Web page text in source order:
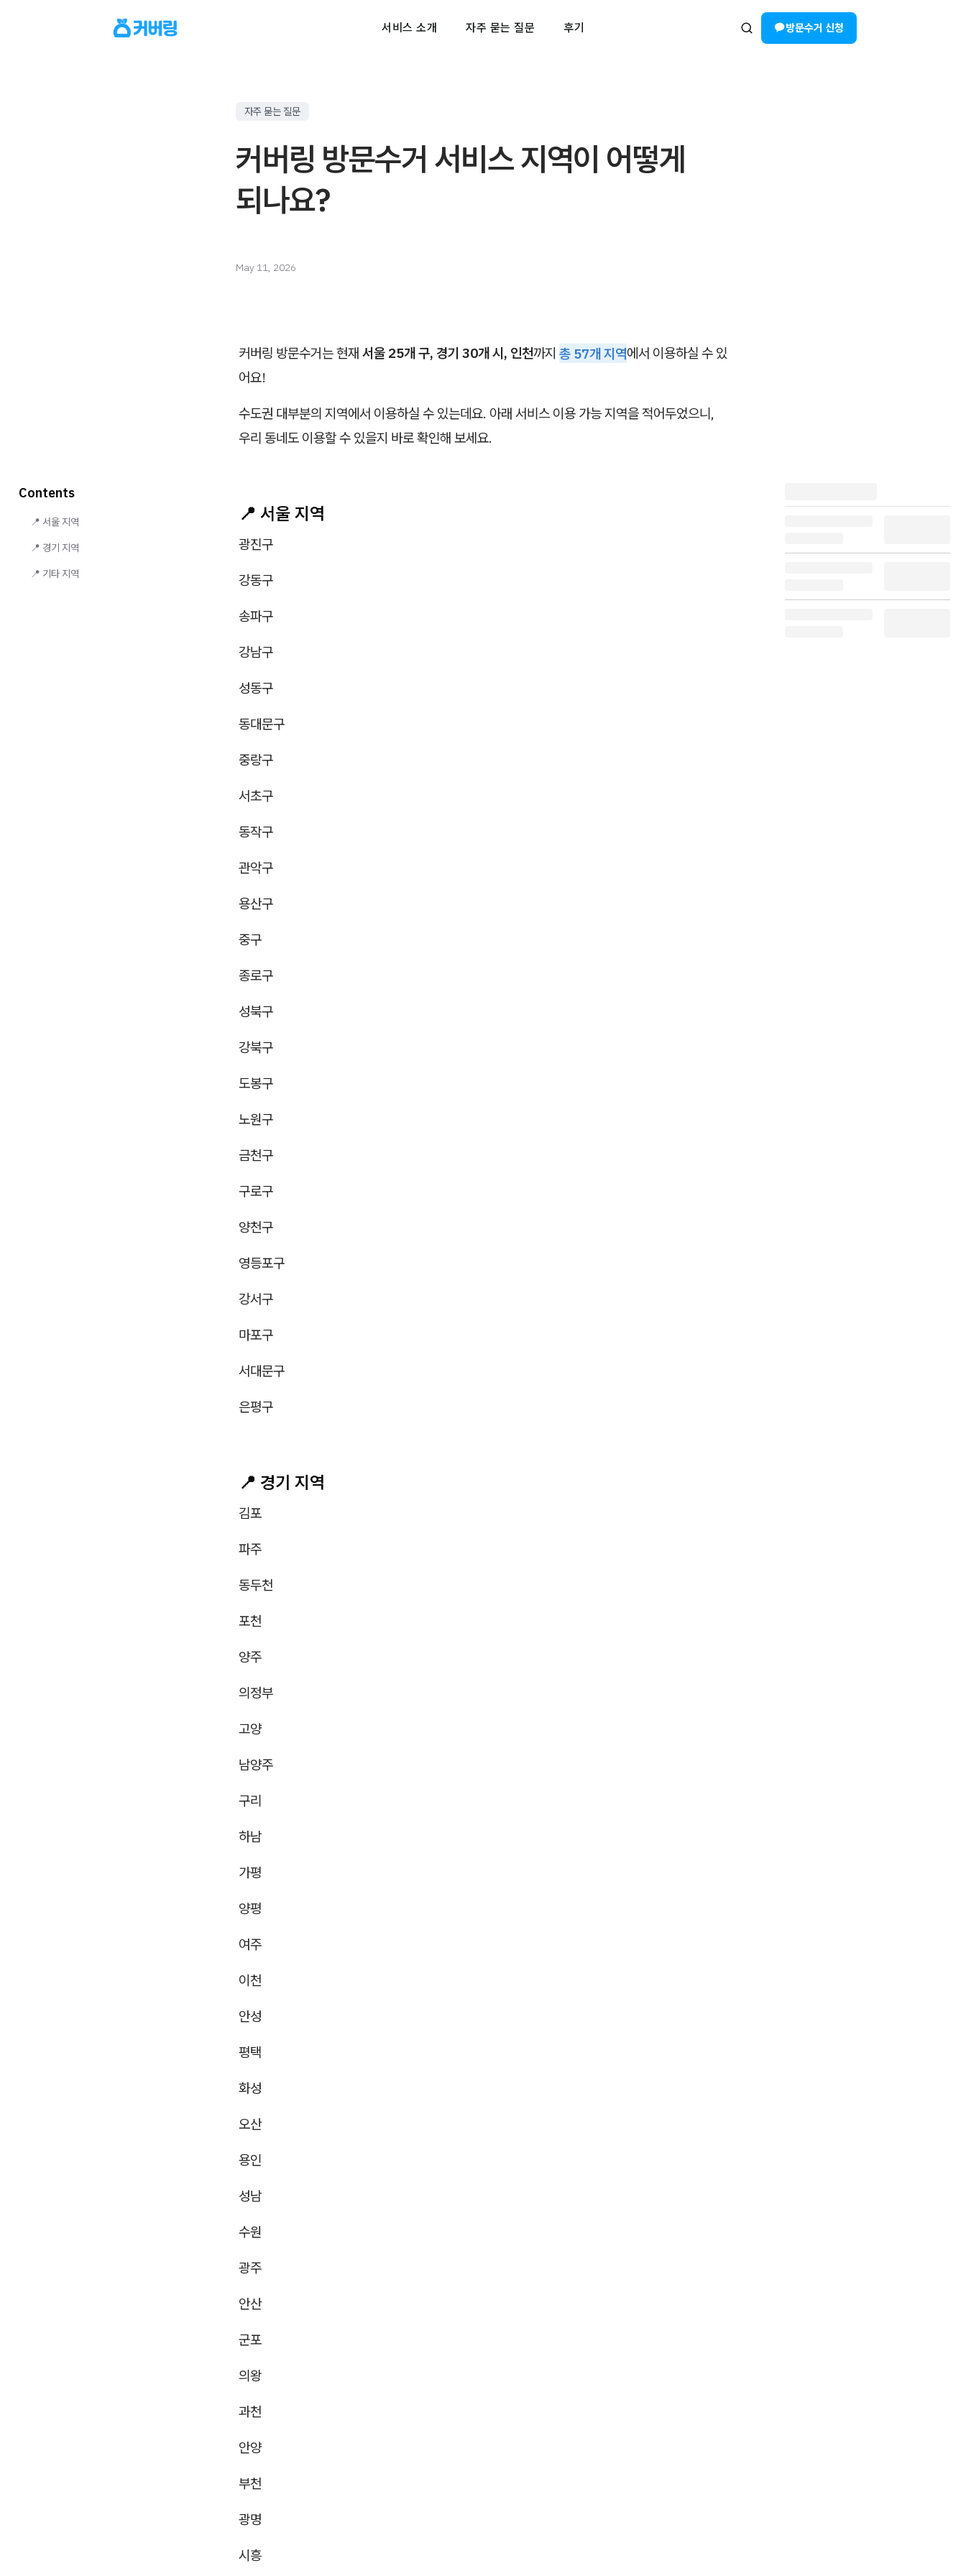
서비스 소개 자주 묻는 질문 후기 방문수거 신청
자주 묻는 질문
커버링 방문수거 서비스 지역이 어떻게
되나요?
May 11, 2026
커버링 방문수거는 현재 서울 25개 구, 경기 30개 시, 인천까지 총 57개 지역에서 이용하실 수 있
어요!
수도권 대부분의 지역에서 이용하실 수 있는데요. 아래 서비스 이용 가능 지역을 적어두었으니,
우리 동네도 이용할 수 있을지 바로 확인해 보세요.
📍 서울 지역
광진구
강동구
송파구
강남구
성동구
동대문구
중랑구
서초구
동작구
관악구
용산구
중구
종로구
성북구
강북구
도봉구
노원구
금천구
구로구
양천구
영등포구
강서구
마포구
서대문구
은평구
📍 경기 지역
김포
파주
동두천
포천
양주
의정부
고양
남양주
구리
하남
가평
양평
여주
이천
안성
평택
화성
오산
용인
성남
수원
광주
안산
군포
의왕
과천
안양
부천
광명
시흥
Contents
📍 서울 지역
📍 경기 지역
📍 기타 지역